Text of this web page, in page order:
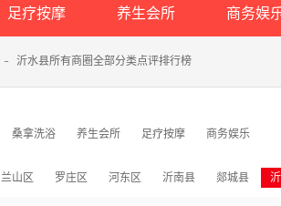
足疗按摩 养生会所 商务娱
- 沂水县所有商圈全部分类点评排行榜
桑拿洗浴 养生会所 足疗按摩 商务娱乐
兰山区 罗庄区 河东区 沂南县 郯城县